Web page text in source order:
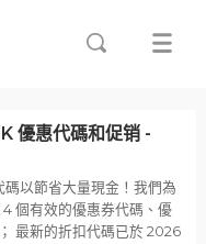
優惠代碼和促销 -
以節省大量現金！我們為
個有效的優惠券代碼、優
最新的折扣代碼已於 2026